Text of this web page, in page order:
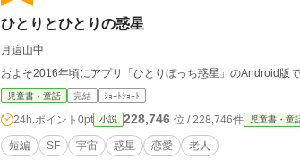
ひとりとひとりの惑星
月這山中
およそ2016年頃にアプリ「ひとりぼっち惑星」のAndroid版で
児童書・童話 完結 ｼｮｰﾄｼｮｰﾄ
24h.ポイント 0pt 小説 228,746 位 / 228,746件 児童書・童
短編 SF 宇宙 惑星 恋愛 老人